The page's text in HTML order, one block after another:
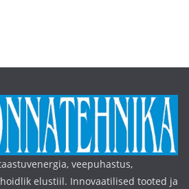
veepuhastus,
elustiil. Innovaatilised tooted ja